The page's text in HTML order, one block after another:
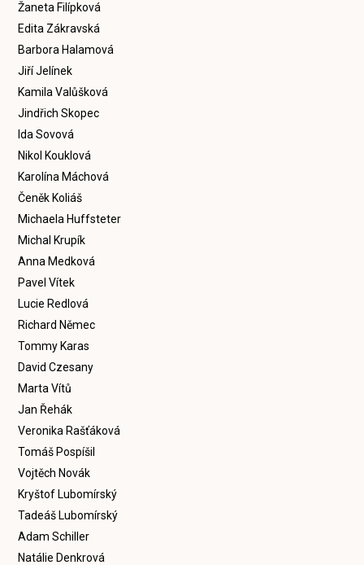
Žaneta Filípková
Edita Zákravská
Barbora Halamová
Jiří Jelínek
Kamila Valůšková
Jindřich Skopec
Ida Sovová
Nikol Kouklová
Karolína Máchová
Čeněk Koliáš
Michaela Huffsteter
Michal Krupík
Anna Medková
Pavel Vítek
Lucie Redlová
Richard Němec
Tommy Karas
David Czesany
Marta Vítů
Jan Řehák
Veronika Rašťáková
Tomáš Pospíšil
Vojtěch Novák
Kryštof Lubomírský
Tadeáš Lubomírský
Adam Schiller
Natálie Denkrová